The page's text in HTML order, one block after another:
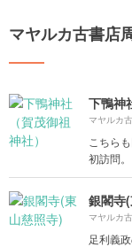
マヤルカ古書店
下鴨神
マヤルカ
こちら
初訪問
銀閣寺
マヤルカ
足利義